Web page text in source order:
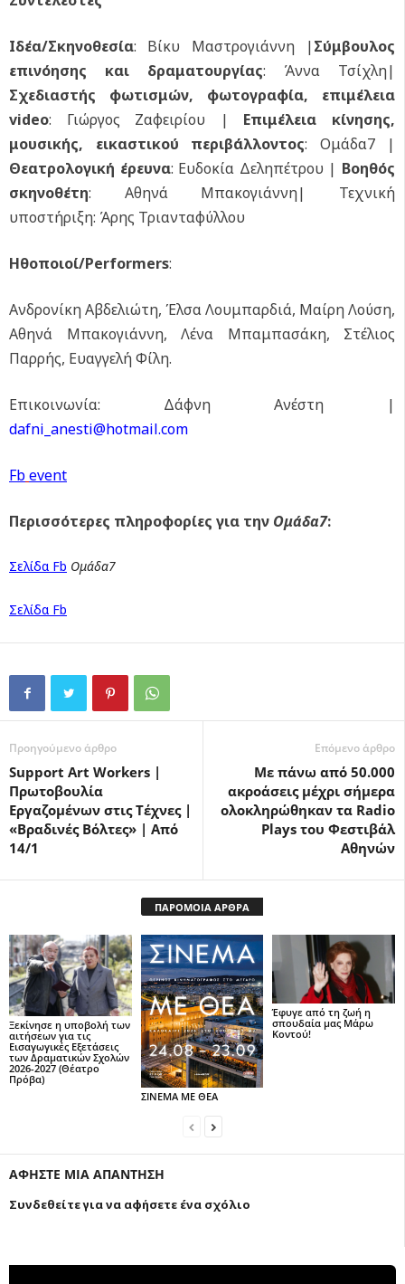
Ιδέα/Σκηνοθεσία: Βίκυ Μαστρογιάννη |Σύμβουλος
επινόησης και δραματουργίας: Άννα Τσίχλη|
Σχεδιαστής φωτισμών, φωτογραφία, επιμέλεια
video: Γιώργος Ζαφειρίου | Επιμέλεια κίνησης,
μουσικής, εικαστικού περιβάλλοντος: Ομάδα7 |
Θεατρολογική έρευνα: Ευδοκία Δεληπέτρου | Βοηθός
σκηνοθέτη: Αθηνά Μπακογιάννη| Τεχνική
υποστήριξη: Άρης Τριανταφύλλου
Ηθοποιοί/Performers:
Ανδρονίκη Αβδελιώτη, Έλσα Λουμπαρδιά, Μαίρη Λούση,
Αθηνά Μπακογιάννη, Λένα Μπαμπασάκη, Στέλιος
Παρρής, Ευαγγελή Φίλη.
Επικοινωνία: Δάφνη Ανέστη |
dafni anesti@hotmail.com
Fbevent
Περισσότερες πληροφορίες για την Ομάδα7:
Σελίδα Fb Oμάδα7
Σελίδα Fb
Προηγούμενο άρθρο
Support Art Workers |
Πρωτοβουλία
Εργαζομένων στις Τέχνες |
«Βραδινές Βόλτες» | Από
14/1
Επόμενο άρθρο
Mε πάνω από 50.000
ακροάσεις μέχρι σήμερα
ολοκληρώθηκαν τα Radio
Plays του Φεστιβάλ
Αθηνών
ΠΑΡΟΜΟΙΑ ΑΡΘΡΑ
Ξεκίνησε η υποβολή των
αιτήσεων για τις
Εισαγωγικές Εξετάσεις
των Δραματικών Σχολών
2026-2027 (Θέατρο
Πρόβα)
ΣΙΝΕΜΑ ΜΕ ΘΕΑ
Έφυγε από τη ζωή η
σπουδαία μας Μάρω
Κοντού!
ΑΦΗΣΤΕ ΜΙΑ ΑΠΑΝΤΗΣΗ
Συνδεθείτε για να αφήσετε ένα σχόλιο